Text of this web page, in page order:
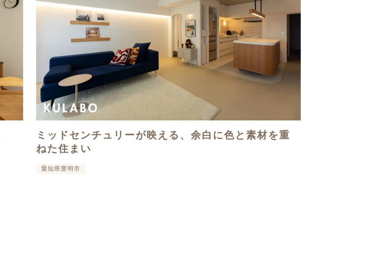
ミッドセンチュリーが映える、余白に色と素材を重
ねた住まい
愛知県豊明市